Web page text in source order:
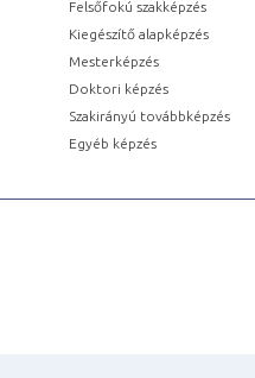
Felsőfokú szakképzés
Kiegészítő alapképzés
Mesterképzés
Doktori képzés
Szakirányú továbbképzés
Egyéb képzés